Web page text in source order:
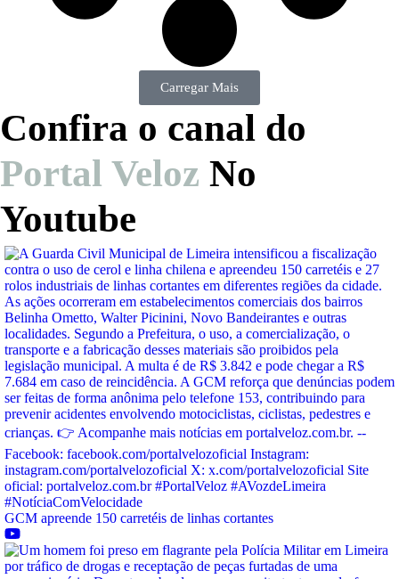
Carregar Mais
Confira o canal do
Portal Veloz No
Youtube
GCM apreende 150 carretéis de linhas cortantes